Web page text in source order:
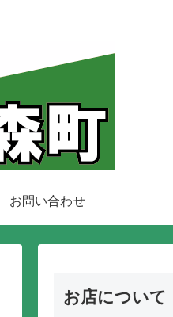
お問い合わせ
お店について